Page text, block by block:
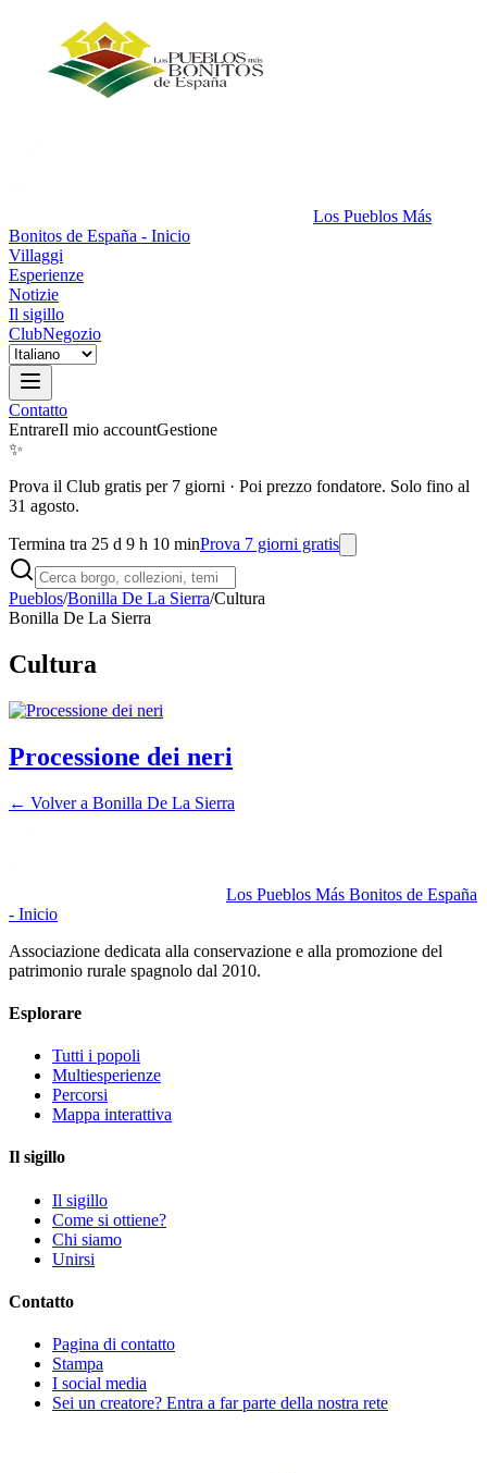
Los Pueblos Más
Bonitos de España - Inicio
Villaggi
Esperienze
Notizie
Il sigillo
ClubNegozio
Contatto
EntrareIl mio accountGestione
✨
Prova il Club gratis per 7 giorni · Poi prezzo fondatore. Solo fino al
31 agosto.
Termina tra 25 d 9 h 10 minProva 7 giorni gratis
Pueblos/Bonilla De La Sierra/Cultura
Bonilla De La Sierra
Cultura
Processione dei neri
← Volver a Bonilla De La Sierra
Los Pueblos Más Bonitos de España
- Inicio
Associazione dedicata alla conservazione e alla promozione del
patrimonio rurale spagnolo dal 2010.
Esplorare
Tutti i popoli
Multiesperienze
Percorsi
Mappa interattiva
Il sigillo
Il sigillo
Come si ottiene?
Chi siamo
Unirsi
Contatto
Pagina di contatto
Stampa
I social media
Sei un creatore? Entra a far parte della nostra rete